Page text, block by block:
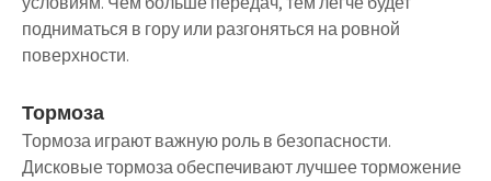
подниматься в гору или разгоняться на ровной
поверхности.
Тормоза
Тормоза играют важную роль в безопасности.
Дисковые тормоза обеспечивают лучшее торможение